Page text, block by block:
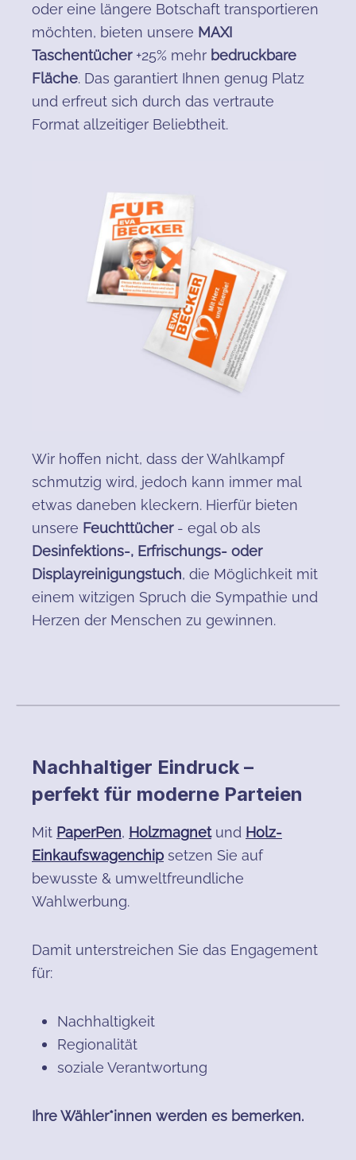
oder eine längere Botschaft transportieren
möchten, bieten unsere MAXI
Taschentücher+25% mehr bedruckbare
Fläche. Das garantiert Ihnen genug Platz
und erfreut sich durch das vertraute
Format allzeitiger Beliebtheit.
Wir hoffen nicht, dass der Wahlkampf
schmutzig wird, jedoch kann immer mal
etwas daneben kleckern. Hierfür bieten
unsere Feuchttücher - egal ob als
Desinfektions-, Erfrischungs- oder
Displayreinigungstuch, die Möglichkeit mit
einem witzigen Spruch die Sympathie und
Herzen der Menschen zu gewinnen.
Nachhaltiger Eindruck –
perfekt für moderne Parteien
Mit PaperPen, Holzmagnetund Holz-
Einkaufswagenchip setzen Sie auf
bewusste & umweltfreundliche
Wahlwerbung.
Damit unterstreichen Sie das Engagement
für:
Nachhaltigkeit
Regionalität
soziale Verantwortung
Ihre Wähler*innen werden es bemerken.